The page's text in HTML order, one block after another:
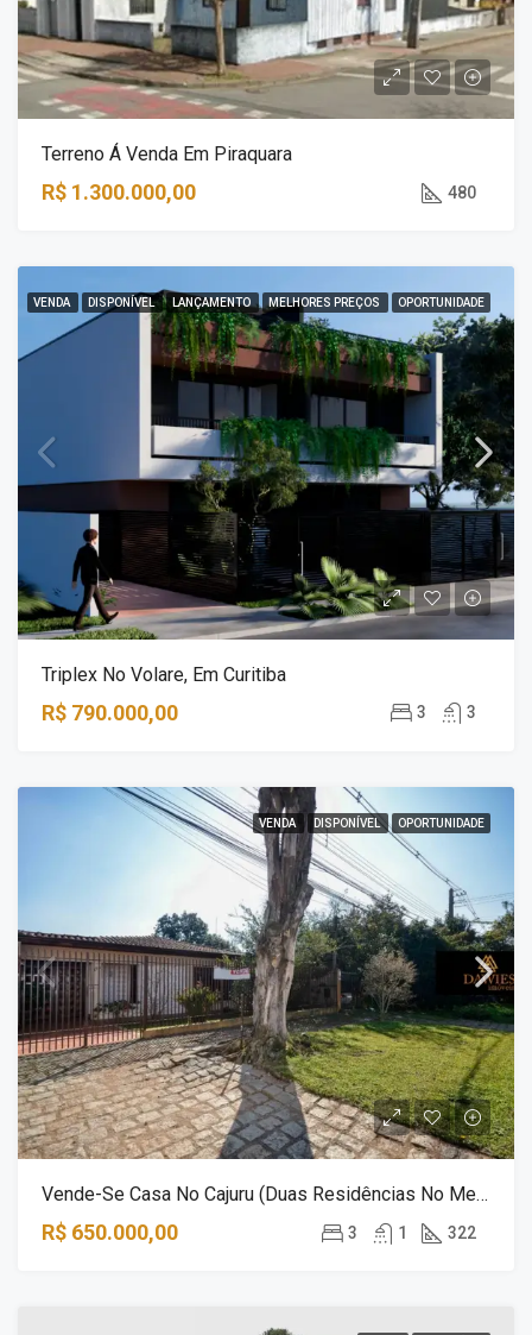
Terreno Á Venda Em Piraquara
R$ 1.300.000,00 480
VENDA DISPONÍVEL LANÇAMENTO MELHORES PREÇOS OPORTUNIDADE
Triplex No Volare, Em Curitiba
R$ 790.000,00 3 3
VENDA DISPONÍVEL OPORTUNIDADE
Vende-Se Casa No Cajuru (duas Residências No Mesmo Terreno)
R$ 650.000,00 3 1 322